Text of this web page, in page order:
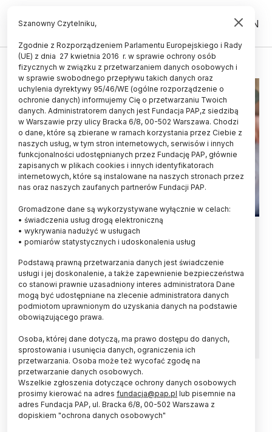
PL EN
JOGA
Joga może pomagać w
nadciśnieniu
Metaanaliza wyników trzydziestu badań
wskazała korelację między praktykowaniem jogi
i spadkiem ciśnienia tętniczego u osób z
nadwagą lub otyłością. Zanotowano też pewną
poprawą stężenia cholesterolu.
ŚWIAT 06.11.2024
Wirtualne zajęcia jogi skutecznym
remedium na przewlekły ból pleców
Szanowny Czytelniku,
Zgodnie z Rozporządzeniem Parlamentu Europejskiego i Rady
(UE) z dnia 27 kwietnia 2016 r. w sprawie ochrony osób
fizycznych w związku z przetwarzaniem danych osobowych i
w sprawie swobodnego przepływu takich danych oraz
uchylenia dyrektywy 95/46/WE (ogólne rozporządzenie o
ochronie danych) informujemy Cię o przetwarzaniu Twoich
danych. Administratorem danych jest Fundacja PAP,z siedzibą
w Warszawie przy ulicy Bracka 6/8, 00-502 Warszawa. Chodzi
o dane, które są zbierane w ramach korzystania przez Ciebie z
naszych usług, w tym stron internetowych, serwisów i innych
funkcjonalności udostępnianych przez Fundację PAP, głównie
zapisanych w plikach cookies i innych identyfikatorach
internetowych, które są instalowane na naszych stronach przez
nas oraz naszych zaufanych partnerów Fundacji PAP.
Gromadzone dane są wykorzystywane wyłącznie w celach:
• świadczenia usług drogą elektroniczną
• wykrywania nadużyć w usługach
• pomiarów statystycznych i udoskonalenia usług
Podstawą prawną przetwarzania danych jest świadczenie
usługi i jej doskonalenie, a także zapewnienie bezpieczeństwa
co stanowi prawnie uzasadniony interes administratora Dane
mogą być udostępniane na zlecenie administratora danych
podmiotom uprawnionym do uzyskania danych na podstawie
obowiązującego prawa.
Osoba, której dane dotyczą, ma prawo dostępu do danych,
sprostowania i usunięcia danych, ograniczenia ich
przetwarzania. Osoba może też wycofać zgodę na
przetwarzanie danych osobowych.
Wszelkie zgłoszenia dotyczące ochrony danych osobowych
prosimy kierować na adres fundacja@pap.pl lub pisemnie na
adres Fundacja PAP, ul. Bracka 6/8, 00-502 Warszawa z
dopiskiem "ochrona danych osobowych"